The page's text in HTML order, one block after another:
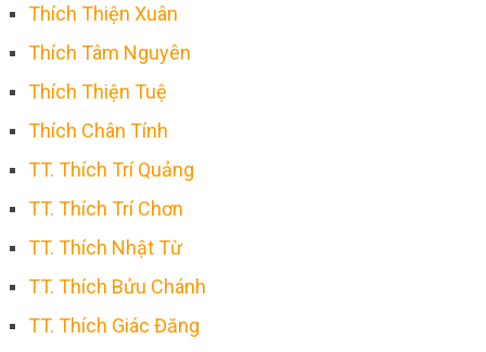
Thích Thiện Xuân
Thích Tâm Nguyên
Thích Thiện Tuệ
Thích Chân Tính
TT. Thích Trí Quảng
TT. Thích Trí Chơn
TT. Thích Nhật Từ
TT. Thích Bửu Chánh
TT. Thích Giác Đăng